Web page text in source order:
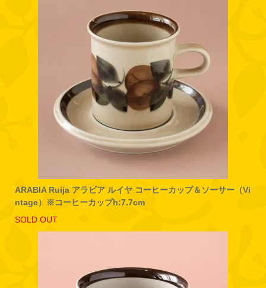
ARABIA Ruija アラビア ルイヤ コーヒーカップ＆ソーサー（Vi
ntage）※コーヒーカップh:7.7cm
SOLD OUT